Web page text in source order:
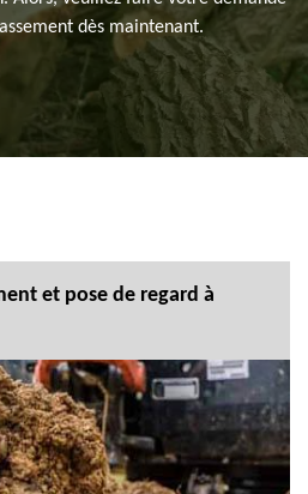
dès maintenant.
et pose de regard à